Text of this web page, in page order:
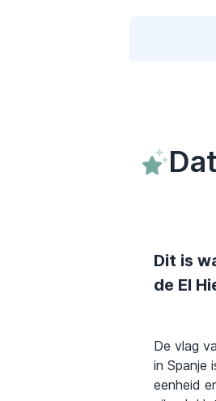
Dit is
de El
De vlag
in Spanje
eenheid